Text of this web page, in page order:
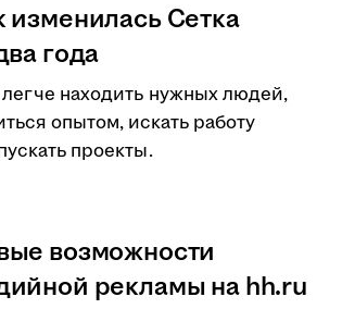
изменилась Сетка
года
находить нужных людей,
опытом, искать работу
проекты.
возможности
рекламы на hh.ru